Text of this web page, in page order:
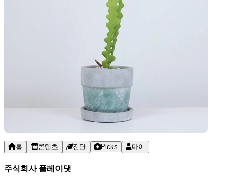
홈 콘텐츠 진단 Picks 마이
주식회사 플레이댓